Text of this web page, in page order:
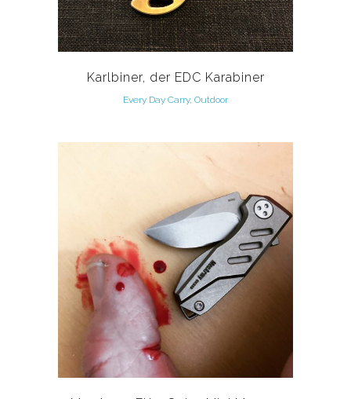
Karlbiner, der EDC Karabiner
Every Day Carry, Outdoor